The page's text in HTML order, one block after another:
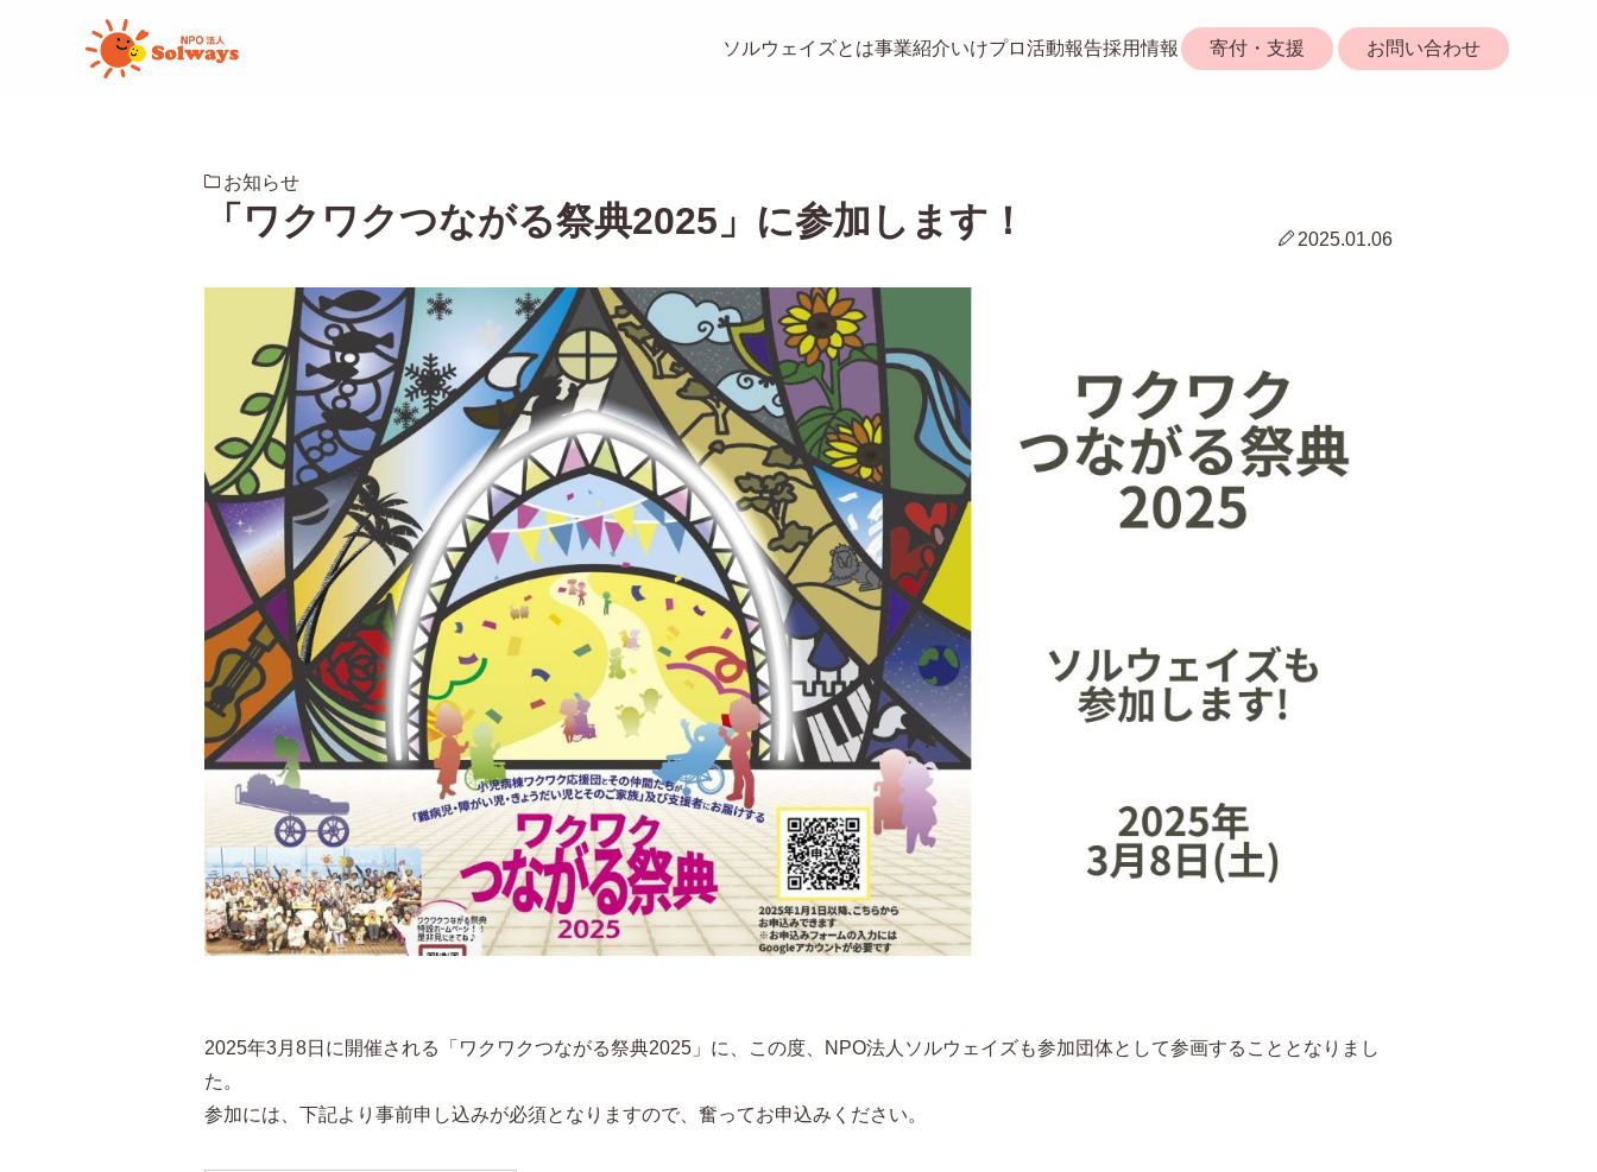
ソルウェイズとは事業紹介いけプロ活動報告採用情報 寄付・支援 お問い合わせ
お知らせ
「ワクワクつながる祭典2025」に参加します！ 2025.01.06
2025年3月8日に開催される「ワクワクつながる祭典2025」に、この度、NPO法人ソルウェイズも参加団体として参画することとなりまし
た。
参加には、下記より事前申し込みが必須となりますので、奮ってお申込みください。